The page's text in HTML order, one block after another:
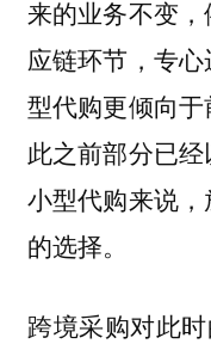
来的业务不变
应链环节，专心
型代购更倾向
此之前部分已
小型代购来说
的选择。
跨境采购对此